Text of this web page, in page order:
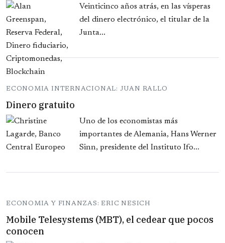
Veinticinco años atrás, en las vísperas
del dinero electrónico, el titular de la
Junta...
ECONOMIA INTERNACIONAL: JUAN RALLO
Dinero gratuito
Uno de los economistas más
importantes de Alemania, Hans Werner
Sinn, presidente del Instituto Ifo...
ECONOMIA Y FINANZAS: ERIC NESICH
Mobile Telesystems (MBT), el cedear que pocos
conocen